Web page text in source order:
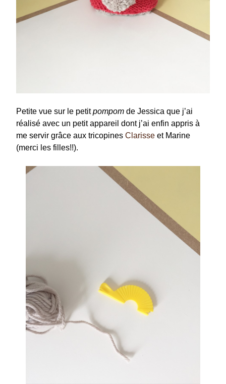
Petite vue sur le petitpompom de Jessica que j’ai
réalisé avec un petit appareil dont j’ai enfin appris à
me servir grâce aux tricopines Clarisse et Marine
(merci les filles!!).